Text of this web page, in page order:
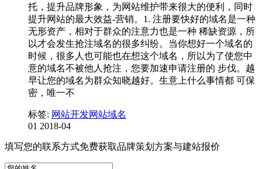
托，提升品牌形象，为网站维护带来很大的便利，同时
提升网站的最大效益-营销。1. 注册要快好的域名是一种
无形资产，相对于群众的注意力也是一种 稀缺资源，所
以才会发生抢注域名的很多纠纷。当你想好一个域名的
时候，很多人也可能也在想这个域名，所以为了使您中
意的域名不被他人抢注，您要加速申请注册的 步伐。越
早让您的域名为群众知晓越好。生意上什么事情都 可保
密，唯一不
标签: 网站开发网站域名
01 2018-04
填写您的联系方式免费获取品牌策划方案与建站报价